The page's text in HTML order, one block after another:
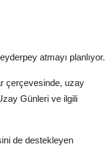
atmayı planlıyor.
çerçevesinde, uzay
Günleri ve ilgili
de destekleyen